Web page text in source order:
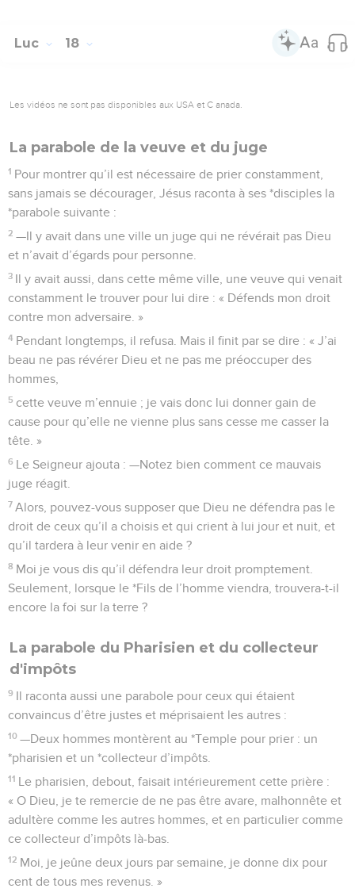
Luc 18
Les vidéos ne sont pas disponibles aux USA et C anada.
La parabole de la veuve et du juge
1 Pour montrer qu’il est nécessaire de prier constamment,
sans jamais se décourager, Jésus raconta à ses *disciples la
*parabole suivante :
2 —Il y avait dans une ville un juge qui ne révérait pas Dieu
et n’avait d’égards pour personne.
3 Il y avait aussi, dans cette même ville, une veuve qui venait
constamment le trouver pour lui dire : « Défends mon droit
contre mon adversaire. »
4 Pendant longtemps, il refusa. Mais il finit par se dire : « J’ai
beau ne pas révérer Dieu et ne pas me préoccuper des
hommes,
5 cette veuve m’ennuie ; je vais donc lui donner gain de
cause pour qu’elle ne vienne plus sans cesse me casser la
tête. »
6 Le Seigneur ajouta : —Notez bien comment ce mauvais
juge réagit.
7 Alors, pouvez-vous supposer que Dieu ne défendra pas le
droit de ceux qu’il a choisis et qui crient à lui jour et nuit, et
qu’il tardera à leur venir en aide ?
8 Moi je vous dis qu’il défendra leur droit promptement.
Seulement, lorsque le *Fils de l’homme viendra, trouvera-t-il
encore la foi sur la terre ?
La parabole du Pharisien et du collecteur
d'impôts
9 Il raconta aussi une parabole pour ceux qui étaient
convaincus d’être justes et méprisaient les autres :
10 —Deux hommes montèrent au *Temple pour prier : un
*pharisien et un *collecteur d’impôts.
11 Le pharisien, debout, faisait intérieurement cette prière :
« O Dieu, je te remercie de ne pas être avare, malhonnête et
adultère comme les autres hommes, et en particulier comme
ce collecteur d’impôts là-bas.
12 Moi, je jeûne deux jours par semaine, je donne dix pour
cent de tous mes revenus. »